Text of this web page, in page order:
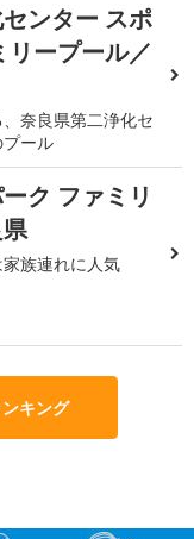
ンター スポ
リープール／
奈良県第二浄化セ
ール
ク ファミリ
族連れに人気
キング